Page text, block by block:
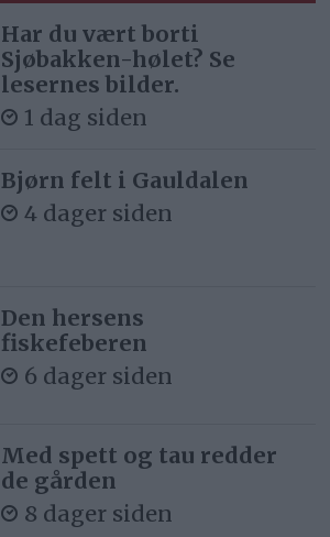
Har du vært borti
Sjøbakken-hølet? Se
lesernes bilder.
1 dag siden
Bjørn felt i Gauldalen
4 dager siden
Den hersens
fiskefeberen
6 dager siden
Med spett og tau redder
de gården
8 dager siden